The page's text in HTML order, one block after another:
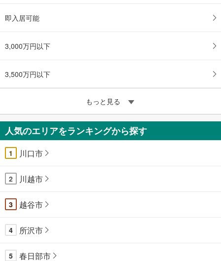
即入居可能
3,000万円以下
3,500万円以下
もっと見る
人気のエリアをランキングから探す
1 川口市
2 川越市
3 越谷市
4 所沢市
5 春日部市